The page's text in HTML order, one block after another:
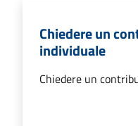
Chiedere un
individuale
Chiedere un